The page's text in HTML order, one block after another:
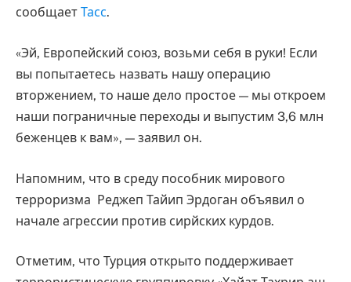
сообщает Тасс.
«Эй, Европейский союз, возьми себя в руки! Если
вы попытаетесь назвать нашу операцию
вторжением, то наше дело простое — мы откроем
наши пограничные переходы и выпустим 3,6 млн
беженцев к вам», — заявил он.
Напомним, что в среду пособник мирового
терроризма Реджеп Тайип Эрдоган объявил о
начале агрессии против сирйских курдов.
Отметим, что Турция открыто поддерживает